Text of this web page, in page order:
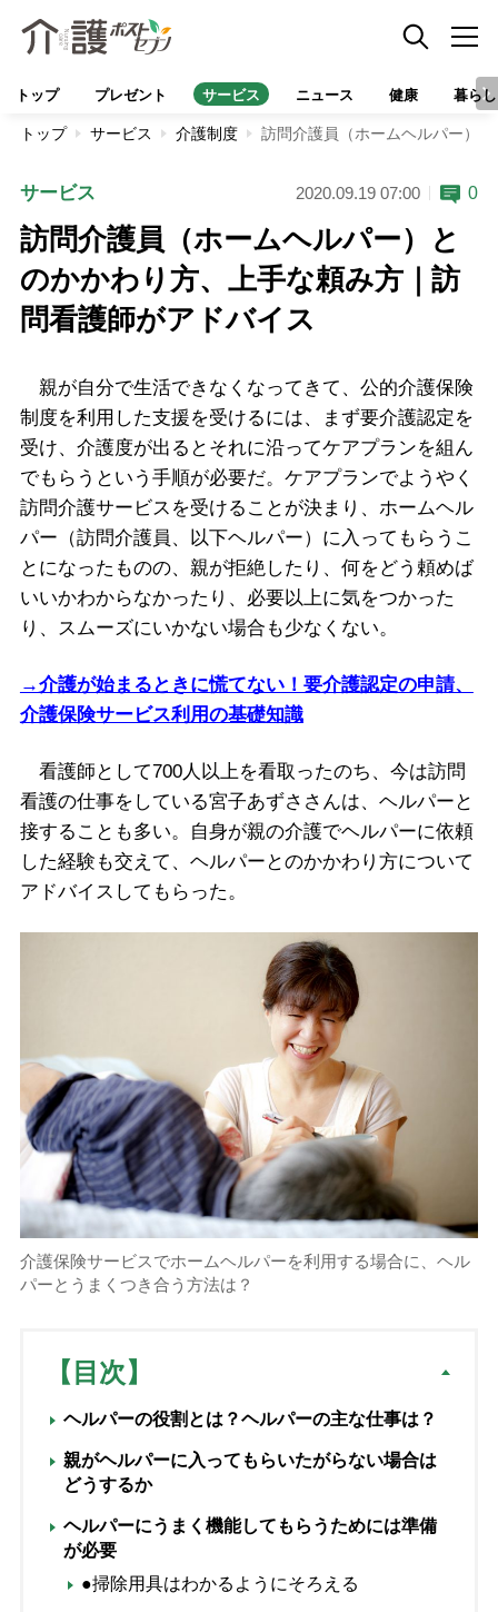
トップ プレゼント サービス ニュース 健康 暮らし
トップ サービス 介護制度 訪問介護員（ホームヘルパー）
サービス 2020.09.19 07:00 0
訪問介護員（ホームヘルパー）と
のかかわり方、上手な頼み方｜訪
問看護師がアドバイス
親が自分で生活できなくなってきて、公的介護保険
制度を利用した支援を受けるには、まず要介護認定を
受け、介護度が出るとそれに沿ってケアプランを組ん
でもらうという手順が必要だ。ケアプランでようやく
訪問介護サービスを受けることが決まり、ホームヘル
パー（訪問介護員、以下ヘルパー）に入ってもらうこ
とになったものの、親が拒絶したり、何をどう頼めば
いいかわからなかったり、必要以上に気をつかった
り、スムーズにいかない場合も少なくない。
→介護が始まるときに慌てない！要介護認定の申請、
介護保険サービス利用の基礎知識
看護師として700人以上を看取ったのち、今は訪問
看護の仕事をしている宮子あずささんは、ヘルパーと
接することも多い。自身が親の介護でヘルパーに依頼
した経験も交えて、ヘルパーとのかかわり方について
アドバイスしてもらった。
介護保険サービスでホームヘルパーを利用する場合に、ヘル
パーとうまくつき合う方法は？
【目次】
ヘルパーの役割とは？ヘルパーの主な仕事は？
親がヘルパーに入ってもらいたがらない場合は
どうするか
ヘルパーにうまく機能してもらうためには準備
が必要
●掃除用具はわかるようにそろえる